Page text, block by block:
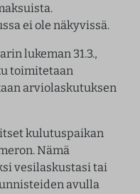
ei ole näkyvissä.
lukeman 31.3.,
toimitetaan
arviolaskutuksen
kulutuspaikan
Nämä
vesilaskustasi tai
avulla